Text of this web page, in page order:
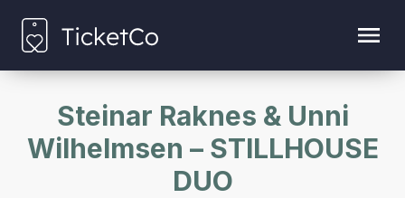
Steinar Raknes & Unni
Wilhelmsen – STILLHOUSE
DUO